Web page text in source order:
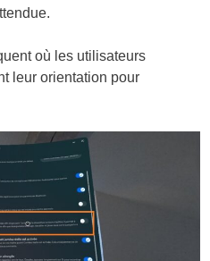
où les utilisateurs
leur orientation pour